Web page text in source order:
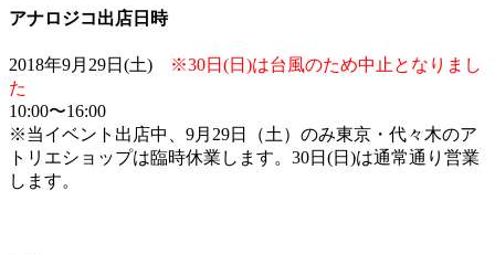
アナロジコ出店日時
2018年9月29日(土)
※30日(日)は台風のため中止となりまし
た
10:00〜16:00
※当イベント出店中、9月29日（土）のみ東京・代々木のア
トリエショップは臨時休業します。30日(日)は通常通り営業
します。